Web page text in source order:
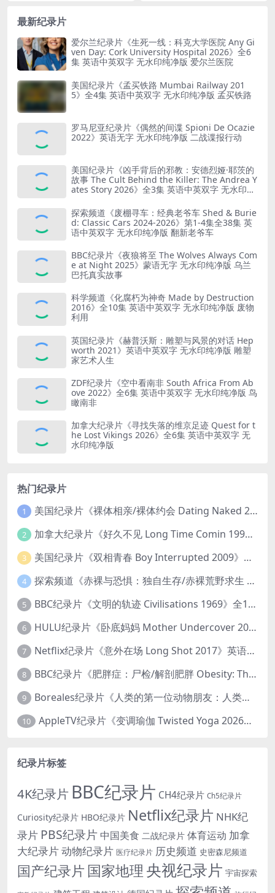
最新纪录片
爱尔兰纪录片《生死一线：科克大学医院 Any Gi
ven Day: Cork University Hospital 2026》全6
集 英语中英双字 无水印纯净版 爱尔兰医院
美国纪录片《孟买铁路 Mumbai Railway 201
5》全4集 英语中英双字 无水印纯净版 孟买铁路
罗马尼亚纪录片《偶然的间谍 Spioni De Ocazie
2022》英语无字 无水印纯净版 二战谍报行动
美国纪录片《凶手背后的邪教：安德烈娅·耶茨的
故事 The Cult Behind the Killer: The Andrea Y
ates Story 2026》全3集 英语中英双字 无水印纯
探索频道《废棚寻车：经典老爷车 Shed & Burie
d: Classic Cars 2024-2026》第1-4集全38集 英
语中英双字 无水印纯净版 翻新老爷车
BBC纪录片《夜狼将至 The Wolves Always Com
e at Night 2025》蒙语无字 无水印纯净版 乌兰
巴托真实故事
科学频道《化腐朽为神奇 Made by Destruction
2016》全10集 英语中英双字 无水印纯净版 废物
利用
英国纪录片《赫普沃斯：雕塑与风景的对话 Hep
worth 2021》英语中英双字 无水印纯净版 雕塑
家艺术人生
ZDF纪录片《空中看南非 South Africa From Ab
ove 2022》全6集 英语中英双字 无水印纯净版 鸟
瞰南非
加拿大纪录片《寻找失落的维京足迹 Quest for t
he Lost Vikings 2026》全6集 英语中英双字 无
水印纯净版
热门纪录片
1 美国纪录片《裸体相亲/裸体约会 Dating Naked 2014-2016》第1-3季全33集 英语中英双字 无水印纯净版 1080P/MKV/85.6G 裸体相亲真人秀
2 加拿大纪录片《好久不见 Long Time Comin 1993》英语中英双字 官方纯净版 1080P/MKV/1G 女同性艺术家
3 美国纪录片《双相青春 Boy Interrupted 2009》英语中英双字 官方纯净版 1080P/MKV/1.43G 青少年躁郁症
4 探索频道《赤裸与恐惧：独自生存/赤裸荒野求生 Naked and Afraid: Solo 2023》第一季全8集 英语中英双字 官方纯净版 高码1080P/MKV/45.4G
5 BBC纪录片《文明的轨迹 Civilisations 1969》全13集 英语中英双字 高清收藏版 1080P/MKV/64.1G 西方艺术史话
6 HULU纪录片《卧底妈妈 Mother Undercover 2023》全4集 英语中英双字 官方纯净版 1080P/MKV/7.6G 拯救孩子
7 Netflix纪录片《意外在场 Long Shot 2017》英语中字 720P/NKV/1.06GB 美国谋杀误判案件
8 BBC纪录片《肥胖症：尸检/解剖肥胖 Obesity: The Post Mortem 2016》英语中英双字 无水印纯净版 1080P/MKV/1.03G
9 Boreales纪录片《人类的第一位动物朋友：人类和狗的神奇故事 Man’s First Friend 2018》英语中英双字 1080P/MP4/1.8G 狗的神奇故事
10 AppleTV纪录片《变调瑜伽 Twisted Yoga 2026》全3集 英语中英双字 无水印纯净版 1080P/MKV/10G 瑜伽大师背后的真相
纪录片标签
4K纪录片 BBC纪录片 CH4纪录片 Ch5纪录片
Curiosity纪录片 HBO纪录片 Netflix纪录片 NHK纪
录片 PBS纪录片 中国美食 二战纪录片 体育运动 加拿
大纪录片动物纪录片 医疗纪录片 历史频道 史密森尼频道
国产纪录片 国家地理 央视纪录片 宇宙探索